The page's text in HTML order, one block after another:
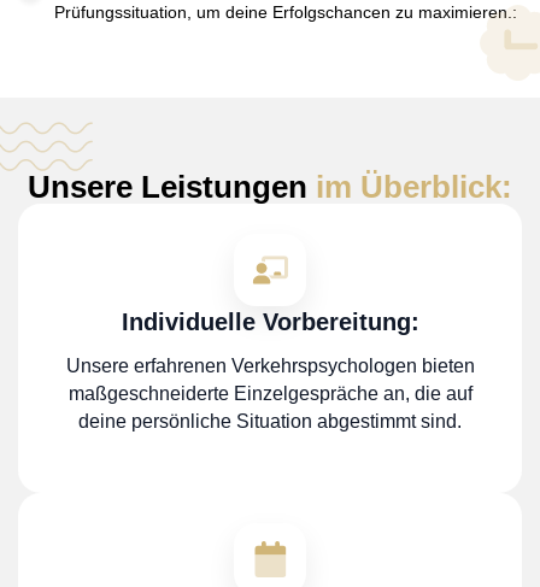
Prüfungssituation, um deine Erfolgschancen zu maximieren.:
Unsere Leistungen im Überblick:
Individuelle Vorbereitung:
Unsere erfahrenen Verkehrspsychologen bieten
maßgeschneiderte Einzelgespräche an, die auf
deine persönliche Situation abgestimmt sind.